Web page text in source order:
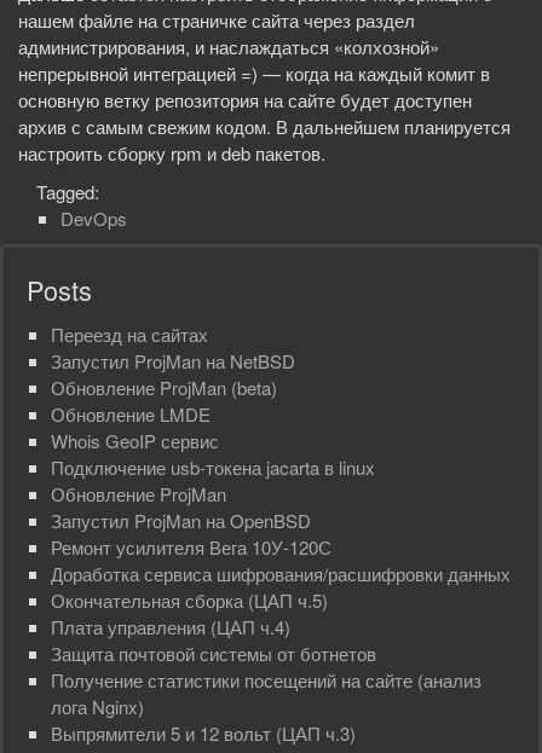
нашем файле на страничке сайта через раздел
администрирования, и наслаждаться «колхозной»
непрерывной интеграцией =) — когда на каждый комит в
основную ветку репозитория на сайте будет доступен
архив с самым свежим кодом. В дальнейшем планируется
настроить сборку rpm и deb пакетов.
Tagged:
DevOps
Posts
Переезд на сайтах
Запустил ProjMan на NetBSD
Обновление ProjMan (beta)
Обновлениe LMDE
Whois GeoIP сервис
Подключение usb-токена jacarta в linux
Обновление ProjMan
Запустил ProjMan на OpenBSD
Ремонт усилителя Вега 10У-120С
Доработка сервиса шифрования/расшифровки данных
Окончательная сборка (ЦАП ч.5)
Плата управления (ЦАП ч.4)
Защита почтовой системы от ботнетов
Получение статистики посещений на сайте (анализ
лога Nginx)
Выпрямители 5 и 12 вольт (ЦАП ч.3)